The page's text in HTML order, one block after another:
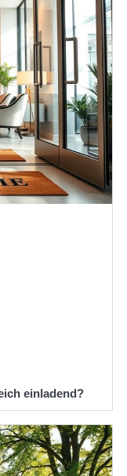
einladend?